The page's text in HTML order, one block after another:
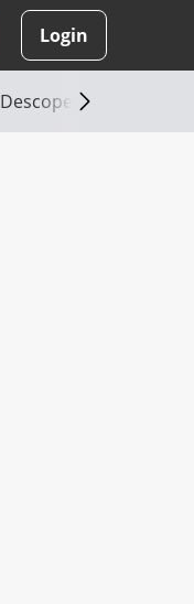
Login
Descoperă România